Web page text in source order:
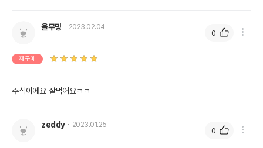
율무밍 2023.02.04
재구매
주식이에요 잘먹어요ㅋㅋ
0
zeddy 2023.01.25
0